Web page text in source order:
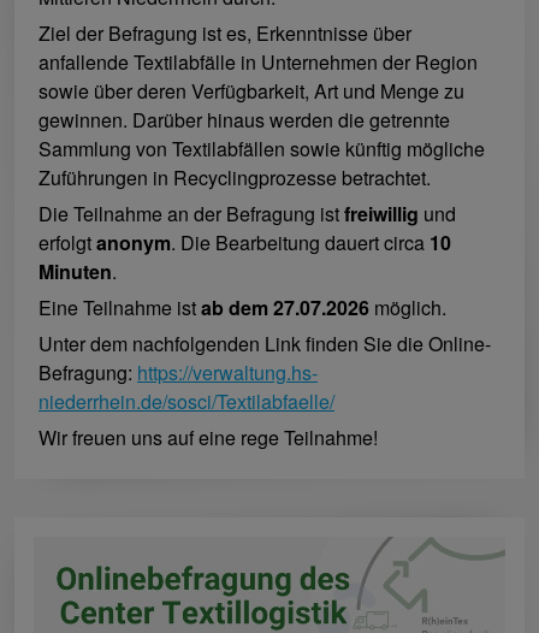
Ziel der Befragung ist es, Erkenntnisse über
anfallende Textilabfälle in Unternehmen der Region
sowie über deren Verfügbarkeit, Art und Menge zu
gewinnen. Darüber hinaus werden die getrennte
Sammlung von Textilabfällen sowie künftig mögliche
Zuführungen in Recyclingprozesse betrachtet.
Die Teilnahme an der Befragung istfreiwillig und
erfolgtanonym. Die Bearbeitung dauert circa 10
Minuten.
Eine Teilnahme istab dem 27.07.2026 möglich.
Unter dem nachfolgenden Link finden Sie die Online-
Befragung: https://verwaltung.hs-
niederrhein.de/sosci/Textilabfaelle/
Wir freuen uns auf eine rege Teilnahme!